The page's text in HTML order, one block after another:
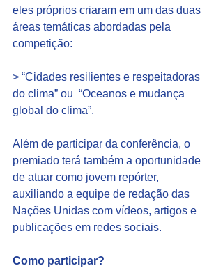
eles próprios criaram em um das duas
áreas temáticas abordadas pela
competição:
> “Cidades resilientes e respeitadoras
do clima” ou  “Oceanos e mudança
global do clima”.
Além de participar da conferência, o
premiado terá também a oportunidade
de atuar como jovem repórter,
auxiliando a equipe de redação das
Nações Unidas com vídeos, artigos e
publicações em redes sociais.
Como participar?